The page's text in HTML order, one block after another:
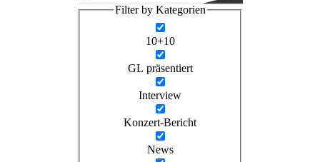
Filter by Kategorien
10+10
GL präsentiert
Interview
Konzert-Bericht
News